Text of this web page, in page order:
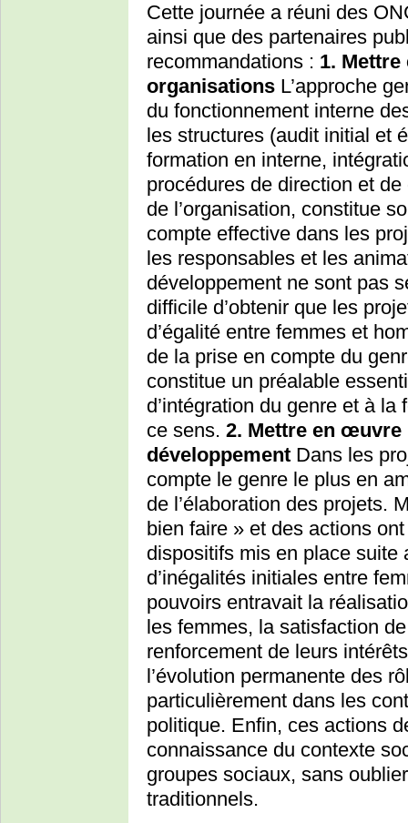
Cette journée a réuni des
ainsi que des partenaires
recommandations : 1.
organisations L’approche
du fonctionnement interne
les structures (audit initial et
formation en interne,
procédures de direction et
de l’organisation, constitue
compte effective dans les
les responsables et les
développement ne sont pas
difficile d’obtenir que les
d’égalité entre femmes et
de la prise en compte du
constitue un préalable
d’intégration du genre et à la
ce sens. 2. Mettre en œuvre
développement Dans les
compte le genre le plus en
de l’élaboration des projets.
bien faire » et des actions
dispositifs mis en place suite
d’inégalités initiales entre
pouvoirs entravait la
les femmes, la satisfaction
renforcement de leurs
l’évolution permanente des
particulièrement dans les
politique. Enfin, ces actions
connaissance du contexte
groupes sociaux, sans
traditionnels.